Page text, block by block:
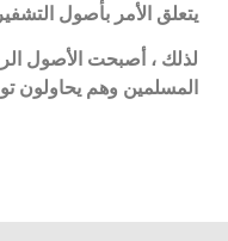
يتعلق الأمر بأصول
لذلك ، أصبحت الأصول
المسلمين وهم يحاولون